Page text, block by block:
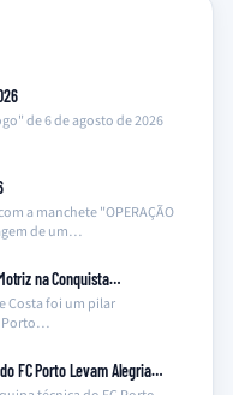
de 6 de agosto de 2026
a manchete "OPERAÇÃO
de um…
na Conquista…
Costa foi um pilar
Porto…
FC Porto Levam Alegria…